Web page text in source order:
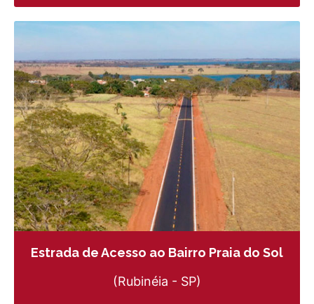
Estrada de Acesso ao Bairro Praia do Sol
(Rubinéia - SP)